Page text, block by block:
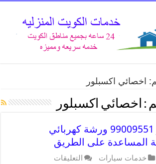
اخصائي اكسبلور
: اخصائي اكسبلور
كراج اكسبلور 99009551 ورشة كهربائي
المساعدة على الطريق
خدمات سيارات التعليقات